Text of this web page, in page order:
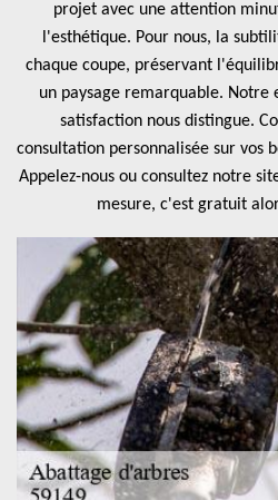
projet avec une attention
l'esthétique. Pour nous, la
chaque coupe, préservant
un paysage remarquable. Notre
satisfaction nous distingue.
consultation personnalisée sur vos
Appelez-nous ou consultez notre
mesure, c'est gratuit